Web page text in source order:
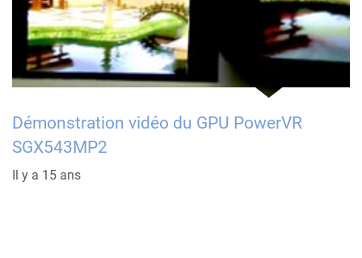
Démonstration vidéo du GPU PowerVR
SGX543MP2
Il y a 15 ans